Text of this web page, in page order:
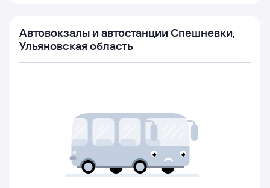
Автовокзалы и автостанции Спешневки,
Ульяновская область